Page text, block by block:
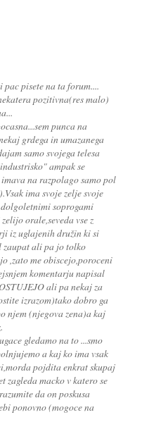
pisete na ta forum....
pozitivna(res malo)
punca na
grdega in umazanega
samo svojega telesa
ampak se
na razpolago samo pol
ima svoje zelje svoje
soprogami
orale,seveda vse z
iz uglajenih družin ki si
zaupat ali pa jo tolko
,zato me obiscejo,poroceni
komentarju napisal
ali pa nekaj za
izrazom)tako dobro ga
njem (njegova zena)a kaj
gledamo na to ...smo
a kaj ko ima vsak
pojdita enkrat skupaj
zagleda macko v katero se
da on poskusa
ponovno (mogoce na